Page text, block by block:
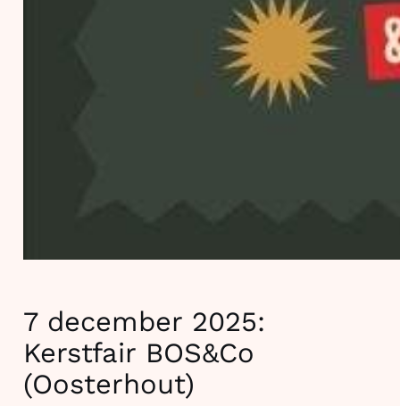
7 december 2025:
Kerstfair BOS&Co
(Oosterhout)